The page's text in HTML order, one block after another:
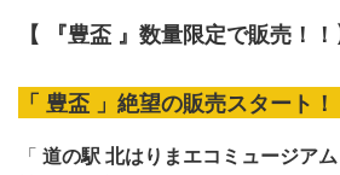
【 『豊盃 』数量限定で販売！！
「 豊盃 」絶望の販売スタート！
「 道の駅 北はりまエコミュージアム